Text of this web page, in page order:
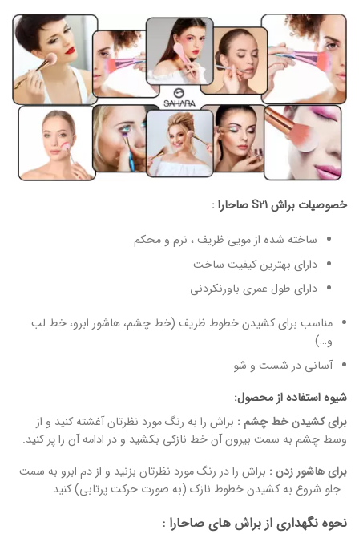
خصوصیات براش S21 صاحارا :
ساخته شده از مویی ظریف ، نرم و محکم
دارای بهترین کیفیت ساخت
دارای طول عمری باورنکردنی
مناسب برای کشیدن خطوط ظریف (خط چشم، هاشور ابرو، خط لب
و…)
آسانی در شست و شو
شیوه استفاده از محصول:
برای کشیدن خط چشم : براش را به رنگ مورد نظرتان آغشته کنید و از
وسط چشم به سمت بیرون آن خط نازکی بکشید و در ادامه آن را پر کنید.
برای هاشور زدن : براش را در رنگ مورد نظرتان بزنید و از دم ابرو به سمت
جلو شروع به کشیدن خطوط نازک (به صورت حرکت پرتابی) کنید .
نحوه نگهداری از براش های صاحارا :